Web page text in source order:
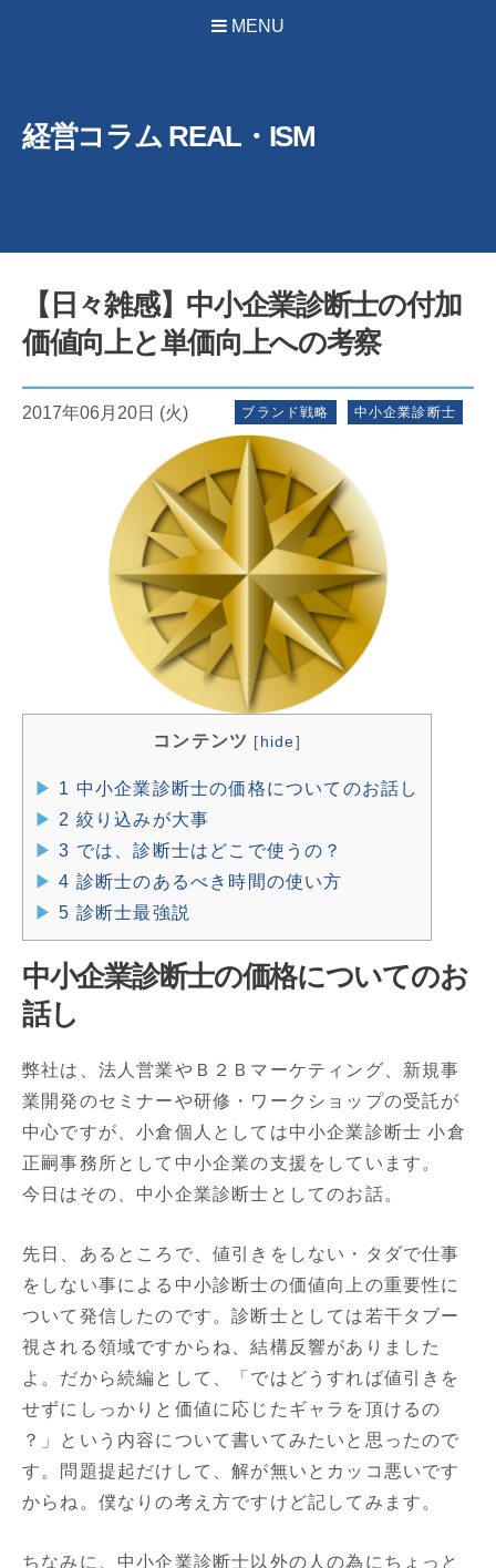
MENU
経営コラム REAL・ISM
【日々雑感】中小企業診断士の付加
価値向上と単価向上への考察
2017年06月20日 (火) ブランド戦略 中小企業診断士
コンテンツ [hide]
1 中小企業診断士の価格についてのお話し
2 絞り込みが大事
3 では、診断士はどこで使うの？
4 診断士のあるべき時間の使い方
5 診断士最強説
中小企業診断士の価格についてのお
話し
弊社は、法人営業やＢ２Ｂマーケティング、新規事
業開発のセミナーや研修・ワークショップの受託が
中心ですが、小倉個人としては中小企業診断士 小倉
正嗣事務所として中小企業の支援をしています。
今日はその、中小企業診断士としてのお話。
先日、あるところで、値引きをしない・タダで仕事
をしない事による中小診断士の価値向上の重要性に
ついて発信したのです。診断士としては若干タブー
視される領域ですからね、結構反響がありました
よ。だから続編として、「ではどうすれば値引きを
せずにしっかりと価値に応じたギャラを頂けるの
？」という内容について書いてみたいと思ったので
す。問題提起だけして、解が無いとカッコ悪いです
からね。僕なりの考え方ですけど記してみます。
ちなみに、中小企業診断士以外の人の為にちょっと